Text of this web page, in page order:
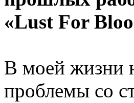
«Lust For
В моей жизни
проблемы со